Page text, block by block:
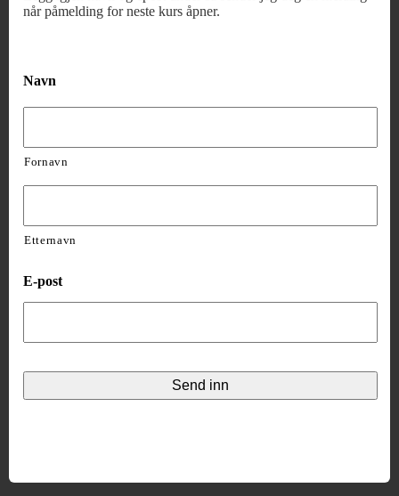
når påmelding for neste kurs åpner.
Navn
Fornavn
Etternavn
E-post